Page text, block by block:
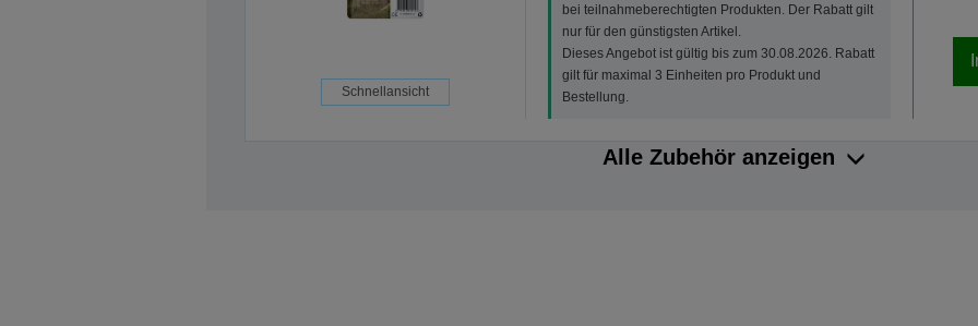
Schnellansicht
bei teilnahmeberechtigten Produkten. Der Rabatt gilt
nur für den günstigsten Artikel.
Dieses Angebot ist gültig bis zum 30.08.2026. Rabatt
gilt für maximal 3 Einheiten pro Produkt und
Bestellung.
Alle Zubehör anzeigen